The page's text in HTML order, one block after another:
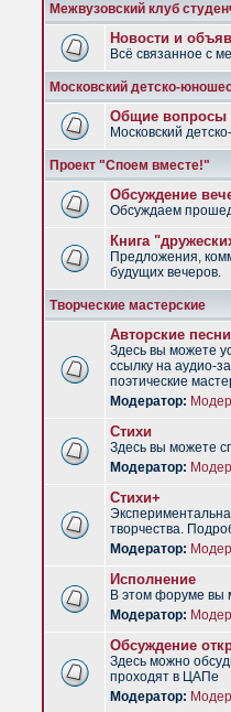
Межвузовский клуб
Новости и
Всё связанное с
Московский детско-
Общие
Московский
Проект "Споем вместе!"
Обсуждение
Обсуждаем
Книга
Предложения,
будущих вечеров.
Творческие мастерские
Авторские песни
Здесь вы можете
ссылку на аудио-
поэтические
Модератор:
Стихи
Здесь вы можете
Модератор:
Стихи+
творчества.
Модератор:
Исполнение
В этом форуме вы
Модератор:
Обсуждение
Здесь можно
проходят в ЦАПе
Модератор: